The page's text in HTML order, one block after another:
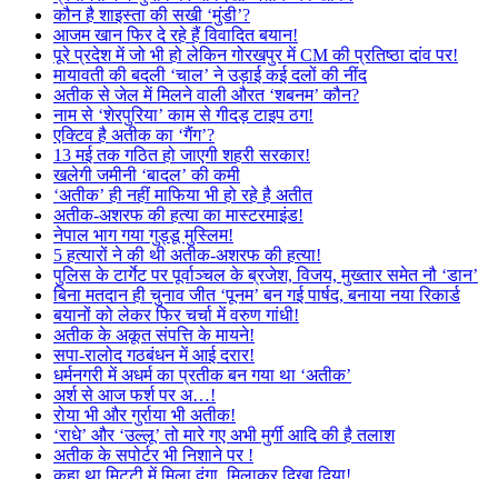
कौन है शाइस्ता की सखी ‘मुंडी’?
आजम खान फिर दे रहे हैं विवादित बयान!
पूरे प्रदेश में जो भी हो लेकिन गोरखपुर में CM की प्रतिष्ठा दांव पर!
मायावती की बदली ‘चाल’ ने उड़ाई कई दलों की नींद
अतीक से जेल में मिलने वाली औरत ‘शबनम’ कौन?
नाम से ‘शेरपुरिया’ काम से गीदड़ टाइप ठग!
एक्टिव है अतीक का ‘गैंग’?
13 मई तक गठित हो जाएगी शहरी सरकार!
खलेगी जमीनी ‘बादल’ की कमी
‘अतीक’ ही नहीं माफिया भी हो रहे है अतीत
अतीक-अशरफ की हत्या का मास्टरमाइंड!
नेपाल भाग गया गुड्डू मुस्लिम!
5 हत्यारों ने की थी अतीक-अशरफ की हत्या!
पुलिस के टार्गेट पर पूर्वाञ्चल के ब्रजेश, विजय, मुख्तार समेत नौ ‘डान’
बिना मतदान ही चुनाव जीत ‘पूनम’ बन गई पार्षद, बनाया नया रिकार्ड
बयानों को लेकर फिर चर्चा में वरुण गांधी!
अतीक के अकूत संपत्ति के मायने!
सपा-रालोद गठबंधन में आई दरार!
धर्मनगरी में अधर्म का प्रतीक बन गया था ‘अतीक’
अर्श से आज फर्श पर अ…!
रोया भी और गुर्राया भी अतीक!
‘राधे’ और ‘उल्लू’ तो मारे गए अभी मुर्गी आदि की है तलाश
अतीक के सपोर्टर भी निशाने पर !
कहा था मिट्टी में मिला दूंगा, मिलाकर दिखा दिया!